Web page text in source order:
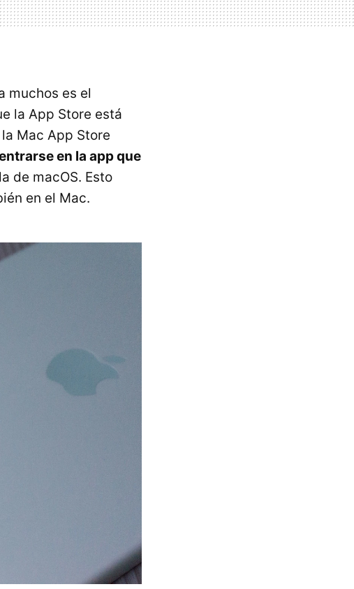
muchos es el
la App Store está
Mac App Store
en la app que
de macOS. Esto
en el Mac.